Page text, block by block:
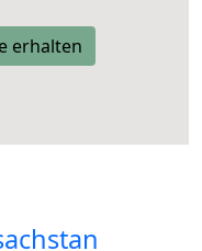
erhalten